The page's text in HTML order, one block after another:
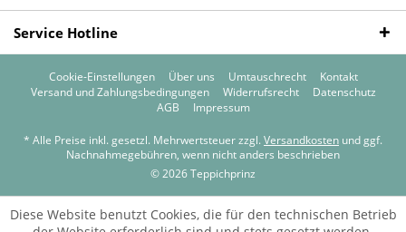
Service Hotline
Cookie-Einstellungen Über uns Umtauschrecht
Kontakt
Versand und Zahlungsbedingungen
Widerrufsrecht
Datenschutz
AGB
Impressum
* Alle Preise inkl. gesetzl. Mehrwertsteuer zzgl. Versandkosten und ggf.
Nachnahmegebühren, wenn nicht anders beschrieben
© 2026 Teppichprinz
Diese Website benutzt Cookies, die für den technischen Betrieb